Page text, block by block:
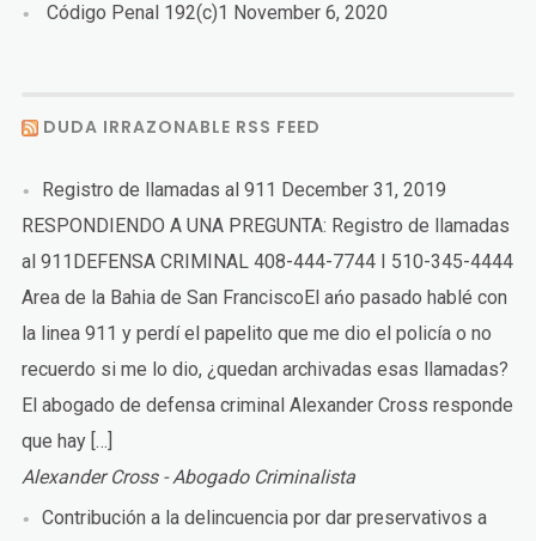
Código Penal 192(c)1 November 6, 2020
DUDA IRRAZONABLE RSS FEED
Registro de llamadas al 911 December 31, 2019
RESPONDIENDO A UNA PREGUNTA: Registro de llamadas
al 911DEFENSA CRIMINAL 408-444-7744 I 510-345-4444
Area de la Bahia de San FranciscoEl ańo pasado hablé con
la linea 911 y perdí el papelito que me dio el policía o no
recuerdo si me lo dio, ¿quedan archivadas esas llamadas?
El abogado de defensa criminal Alexander Cross responde
que hay […]
Alexander Cross - Abogado Criminalista
Contribución a la delincuencia por dar preservativos a